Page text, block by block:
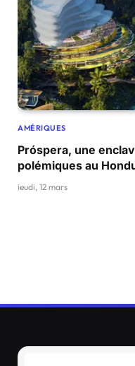
AMÉRIQUES
Próspera, une
polémiques au
jeudi, 12 mars